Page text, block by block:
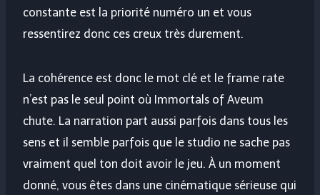
constante est la priorité numéro un et vous
ressentirez donc ces creux très durement.
La cohérence est donc le mot clé et le frame rate
n’est pas le seul point où Immortals of Aveum
chute. La narration part aussi parfois dans tous les
sens et il semble parfois que le studio ne sache pas
vraiment quel ton doit avoir le jeu. À un moment
donné, vous êtes dans une cinématique sérieuse qui